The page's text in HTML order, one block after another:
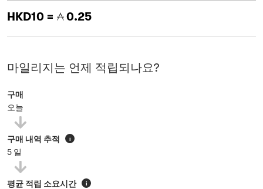
HKD10 = 0.25
마일리지는 언제 적립되나요?
구매
오늘
구매 내역 추적 i
5 일
평균 적립 소요시간 i